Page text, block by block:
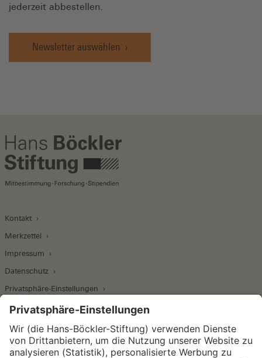
jederzeit abbestellen.
Newsletter auswählen
Kontakt
Merkzettel
Impressum
Datenschutz
Privatsphäre-Einstellungen
Wirtschafts- und Sozialwissenschaftliches Institut